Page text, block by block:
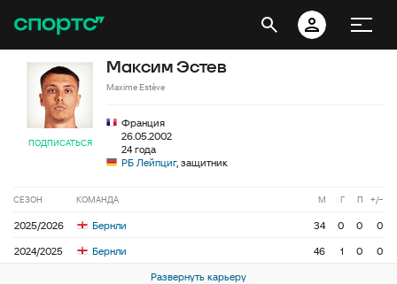
ПОДПИСАТЬСЯ
Максим Эстев
Maxime Estève
Франция
26.05.2002
24 года
РБ Лейпциг, защитник
СЕЗОН КОМАНДА М Г П +/−
2025/2026 Бернли 34 0 0
0
2024/2025
Бернли 46 1 0
0
Развернуть карьеру